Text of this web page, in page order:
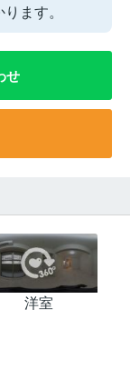
ます。
せ
洋室